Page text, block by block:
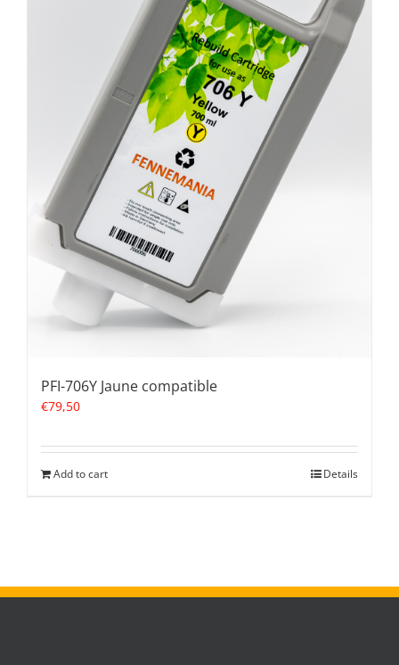
PFI-706Y Jaune compatible
€79,50
Add to cart Details